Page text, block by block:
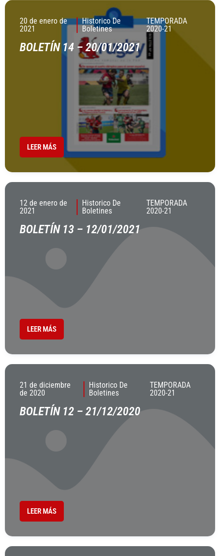
20 de enero de
2021
Historico De
Boletines
TEMPORADA
2020-21
BOLETÍN 14 – 20/01/2021
LEER MÁS
12 de enero de
2021
Historico De
Boletines
TEMPORADA
2020-21
BOLETÍN 13 – 12/01/2021
LEER MÁS
21 de diciembre
de 2020
Historico De
Boletines
TEMPORADA
2020-21
BOLETÍN 12 – 21/12/2020
LEER MÁS